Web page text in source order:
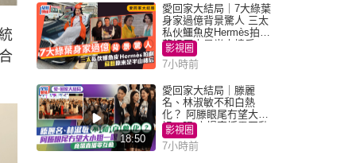
愛回家大結局｜7大綠葉
身家過億背景驚人 三太
私伙鱷魚皮Hermès拍劇
蘇姐原來是半山樓后
影視圈
7小時前
18:50
愛回家大結局｜滕麗
名、林淑敏不和白熱
化？ 阿滕眼尾冇望大小
姐一眼 商場直播零互動
影視圈
7小時前